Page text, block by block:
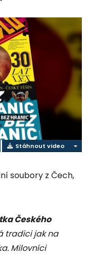
Stáhnout video
soubory z Čech,
Českého
tradici jak na
Milovníci